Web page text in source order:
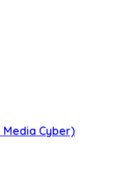
Media Cyber)